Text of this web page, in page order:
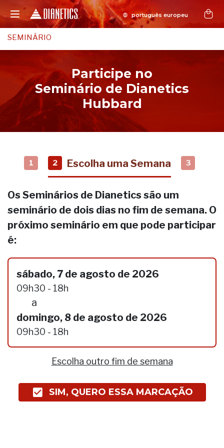
SEMINÁRIO
Participe no
Seminário de Dianetics
Hubbard
1 2 Escolha uma Semana 3
Os Seminários de Dianetics são um
seminário de dois dias no fim de semana. O
próximo seminário em que pode participar
é:
sábado, 7 de agosto de 2026
09h30 - 18h
a
domingo, 8 de agosto de 2026
09h30 - 18h
Escolha outro fim de semana
SIM, QUERO ESSA MARCAÇÃO